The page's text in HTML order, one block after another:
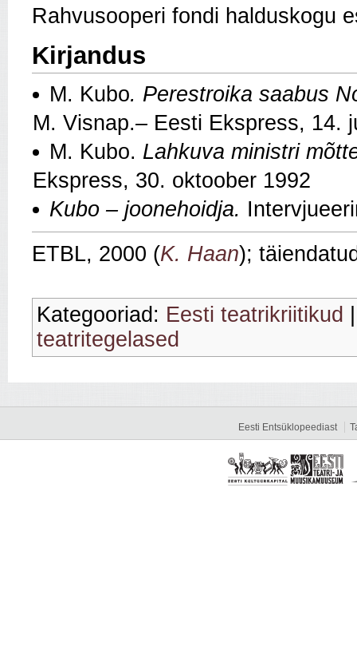
Rahvusooperi fondi halduskogu
Kirjandus
M. Kubo. Perestroika saabus
M. Visnap.– Eesti Ekspress, 14.
M. Kubo. Lahkuva ministri
Ekspress, 30. oktoober 1992
Kubo – joonehoidja.
ETBL, 2000 (K. Haan);
Kategooriad: Eesti teatrikriitikud
teatritegelased
Eesti Entsüklopeediast